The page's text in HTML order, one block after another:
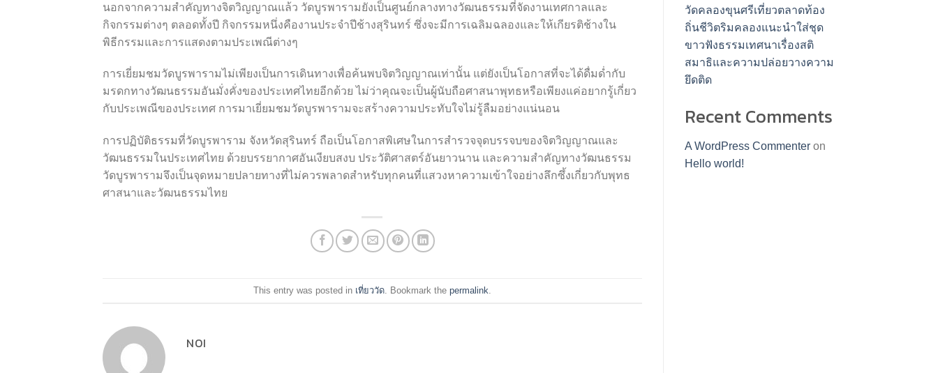
นอกจากความสำคัญทางจิตวิญญาณแล้ว วัดบูรพารามยังเป็นศูนย์กลางทางวัฒนธรรมที่จัดงานเทศกาลและ
กิจกรรมต่างๆ ตลอดทั้งปี กิจกรรมหนึ่งคืองานประจำปีช้างสุรินทร์ ซึ่งจะมีการเฉลิมฉลองและให้เกียรติช้างใน
พิธีกรรมและการแสดงตามประเพณีต่างๆ
การเยี่ยมชมวัดบูรพารามไม่เพียงเป็นการเดินทางเพื่อค้นพบจิตวิญญาณเท่านั้น แต่ยังเป็นโอกาสที่จะได้ดื่มด่ำกับ
มรดกทางวัฒนธรรมอันมั่งคั่งของประเทศไทยอีกด้วย ไม่ว่าคุณจะเป็นผู้นับถือศาสนาพุทธหรือเพียงแค่อยากรู้เกี่ยว
กับประเพณีของประเทศ การมาเยี่ยมชมวัดบูรพารามจะสร้างความประทับใจไม่รู้ลืมอย่างแน่นอน
การปฏิบัติธรรมที่วัดบูรพาราม จังหวัดสุรินทร์ ถือเป็นโอกาสพิเศษในการสำรวจจุดบรรจบของจิตวิญญาณและ
วัฒนธรรมในประเทศไทย ด้วยบรรยากาศอันเงียบสงบ ประวัติศาสตร์อันยาวนาน และความสำคัญทางวัฒนธรรม
วัดบูรพารามจึงเป็นจุดหมายปลายทางที่ไม่ควรพลาดสำหรับทุกคนที่แสวงหาความเข้าใจอย่างลึกซึ้งเกี่ยวกับพุทธ
ศาสนาและวัฒนธรรมไทย
This entry was posted in เที่ยววัด. Bookmark the permalink
NOI
วัดคลองขุนศรีเที่ยวตลาดท้อง
ถิ่นชีวิตริมคลองแนะนำใส่ชุด
ขาวฟังธรรมเทศนาเรื่องสติ
สมาธิและความปล่อยวางความ
ยึดติด
Recent Comments
A WordPress Commenteron
Hello world!